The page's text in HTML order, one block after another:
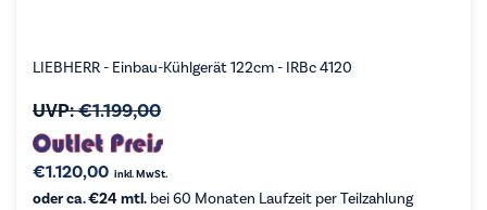
LIEBHERR - Einbau-Kühlgerät 122cm - IRBc 4120
UVP:€1.199,00
€1.120,00 inkl. MwSt.
oder ca. €24 mtl. bei 60 Monaten Laufzeit per Teilzahlung